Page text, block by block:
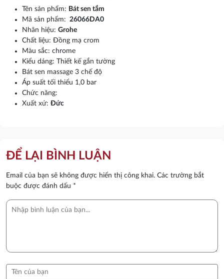
Tên sản phẩm: Bát sen tắm
Mã sản phẩm: 26066DA0
Nhãn hiệu: Grohe
Chất liệu: Đồng mạ crom
Màu sắc: chrome
Kiểu dáng: Thiết kế gắn tường
Bát sen massage 3 chế độ
Áp suất tối thiểu 1,0 bar
Chức năng:
Xuất xứ: Đức
ĐỂ LẠI BÌNH LUẬN
Email của bạn sẽ không được hiển thị công khai. Các trường bắt
buộc được đánh dấu *